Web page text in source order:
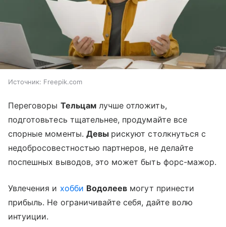
Источник: Freepik.com
Переговоры Тельцамлучше отложить,
подготовьтесь тщательнее, продумайте все
спорные моменты. Девы рискуют столкнуться с
недобросовестностью партнеров, не делайте
поспешных выводов, это может быть форс-мажор.
Увлечения и хобби Водолеев могут принести
прибыль. Не ограничивайте себя, дайте волю
интуиции.